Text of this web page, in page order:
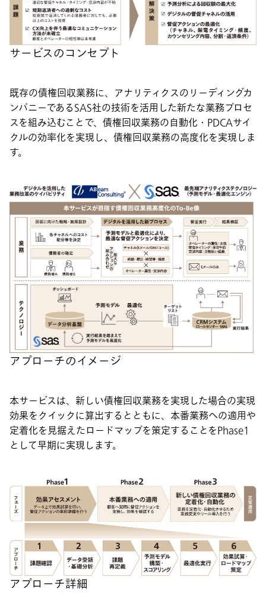
サービスのコンセプト
既存の債権回収業務に、アナリティクスのリーディングカ
ンパニーであるSAS社の技術を活用した新たな業務プロセ
スを組み込むことで、債権回収業務の自動化・PDCAサイ
クルの効率化を実現し、債権回収業務の高度化を実現しま
す。
アプローチのイメージ
本サービスは、新しい債権回収業務を実現した場合の実現
効果をクイックに算出するとともに、本番業務への適用や
定着化を見据えたロードマップを策定することをPhase1
として早期に実現します。
アプローチ詳細